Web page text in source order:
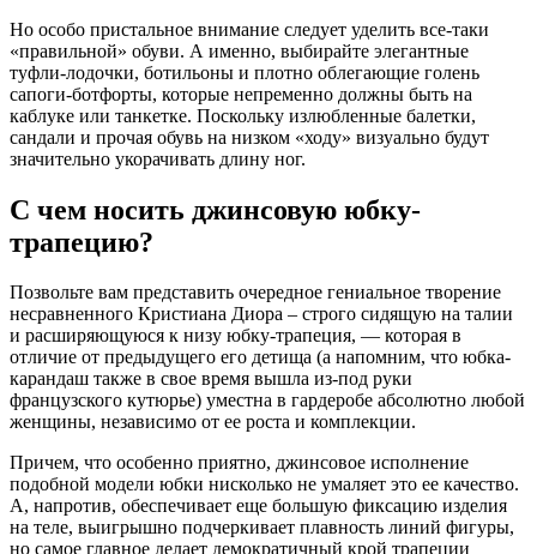
Но особо пристальное внимание следует уделить все-таки
«правильной» обуви. А именно, выбирайте элегантные
туфли-лодочки, ботильоны и плотно облегающие голень
сапоги-ботфорты, которые непременно должны быть на
каблуке или танкетке. Поскольку излюбленные балетки,
сандали и прочая обувь на низком «ходу» визуально будут
значительно укорачивать длину ног.
С чем носить джинсовую юбку-
трапецию?
Позвольте вам представить очередное гениальное творение
несравненного Кристиана Диора – строго сидящую на талии
и расширяющуюся к низу юбку-трапеция, — которая в
отличие от предыдущего его детища (а напомним, что юбка-
карандаш также в свое время вышла из-под руки
французского кутюрье) уместна в гардеробе абсолютно любой
женщины, независимо от ее роста и комплекции.
Причем, что особенно приятно, джинсовое исполнение
подобной модели юбки нисколько не умаляет это ее качество.
А, напротив, обеспечивает еще большую фиксацию изделия
на теле, выигрышно подчеркивает плавность линий фигуры,
но самое главное делает демократичный крой трапеции